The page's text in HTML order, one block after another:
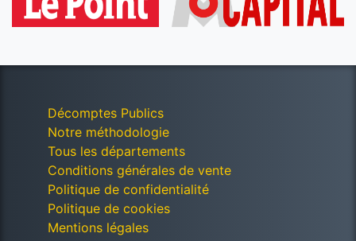
Décomptes Publics
Notre méthodologie
Tous les départements
Conditions générales de vente
Politique de confidentialité
Politique de cookies
Mentions légales